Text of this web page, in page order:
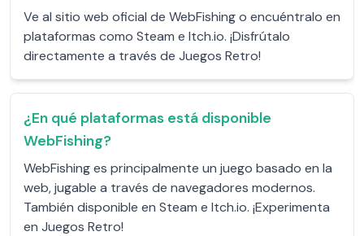
Ve al sitio web oficial de WebFishing o encuéntralo en
plataformas como Steam e Itch.io. ¡Disfrútalo
directamente a través de Juegos Retro!
¿En qué plataformas está disponible
WebFishing?
WebFishing es principalmente un juego basado en la
web, jugable a través de navegadores modernos.
También disponible en Steam e Itch.io. ¡Experimenta
en Juegos Retro!